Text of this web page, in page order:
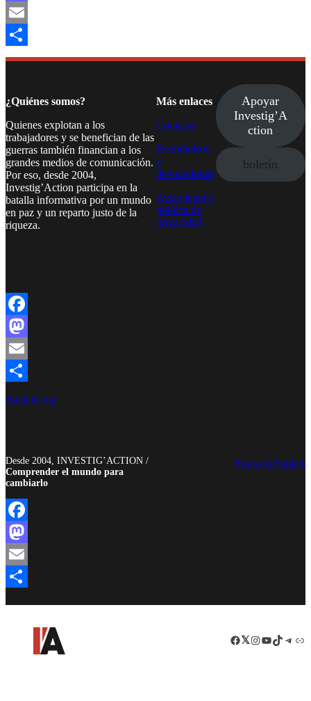
Mastodon
Email
Compartir
¿Quiénes somos?
Quienes explotan a los
trabajadores y se benefician de las
guerras también financian a los
grandes medios de comunicación.
Por eso, desde 2004,
Investig’Action participa en la
batalla informativa por un mundo
en paz y un reparto justo de la
riqueza.
Más enlaces
Contacto
Reembolsos
y
devoluciones
Aviso legal y
política de
privacidad
Apoyar
Investig’A
ction
boletín
Facebook
Mastodon
Email
Compartir
Back to top
Desde 2004, INVESTIG’ACTION /
Comprender el mundo para
cambiarlo
FrançaisAnglais
Facebook
Mastodon
Email
Facebook
LinkedIn
Instagram
YouTube
TikTok